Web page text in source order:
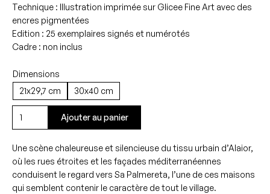
Technique : Illustration imprimée sur Glicee Fine Art avec des
encres pigmentées
Edition : 25 exemplaires signés et numérotés
Cadre : non inclus
Dimensions
21x29,7 cm
30x40 cm
quantité
de
Palmereta
-
Alaior
Ajouter au panier
Une scène chaleureuse et silencieuse du tissu urbain d’Alaior,
où les rues étroites et les façades méditerranéennes
conduisent le regard vers Sa Palmereta, l’une de ces maisons
qui semblent contenir le caractère de tout le village.